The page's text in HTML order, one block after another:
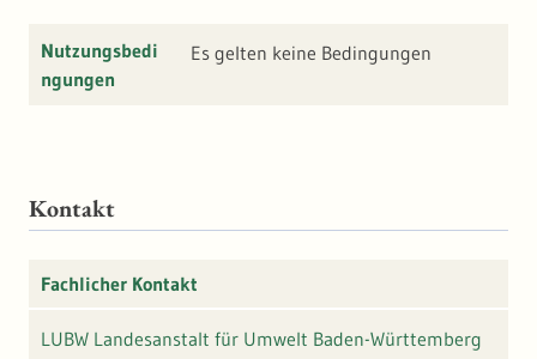
festgesetzten Gebieten. Der im Internet
veröffentlichte Datenbestand umfasst die
rechtskräftig festgesetzten, vorläufig
Wasserschutzgebietszonen in Baden-
Nutzungsbedi
ngungen
Es gelten keine Bedingungen
Kontakt
Fachlicher Kontakt
LUBW Landesanstalt für Umwelt Baden-Württemberg